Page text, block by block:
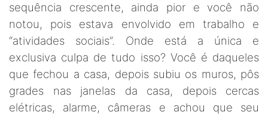
sequência crescente, ainda pior e você não
notou, pois estava envolvido em trabalho e
“atividades sociais”. Onde está a única e
exclusiva culpa de tudo isso? Você é daqueles
que fechou a casa, depois subiu os muros, pôs
grades nas janelas da casa, depois cercas
elétricas, alarme, câmeras e achou que seu